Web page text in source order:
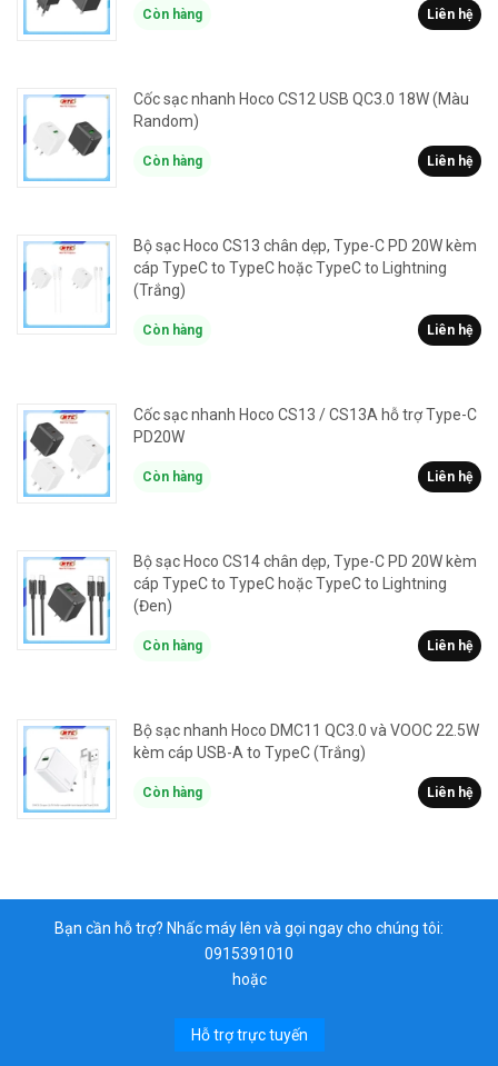
Còn hàng Liên hệ
Cốc sạc nhanh Hoco CS12 USB QC3.0 18W (Màu
Random)
Còn hàng Liên hệ
Bộ sạc Hoco CS13 chân dẹp, Type-C PD 20W kèm
cáp TypeC to TypeC hoặc TypeC to Lightning
(Trắng)
Còn hàng Liên hệ
Cốc sạc nhanh Hoco CS13 / CS13A hỗ trợ Type-C
PD20W
Còn hàng Liên hệ
Bộ sạc Hoco CS14 chân dẹp, Type-C PD 20W kèm
cáp TypeC to TypeC hoặc TypeC to Lightning
(Đen)
Còn hàng Liên hệ
Bộ sạc nhanh Hoco DMC11 QC3.0 và VOOC 22.5W
kèm cáp USB-A to TypeC (Trắng)
Còn hàng Liên hệ
Bạn cần hỗ trợ? Nhấc máy lên và gọi ngay cho chúng tôi:
0915391010
hoặc
Hỗ trợ trực tuyến